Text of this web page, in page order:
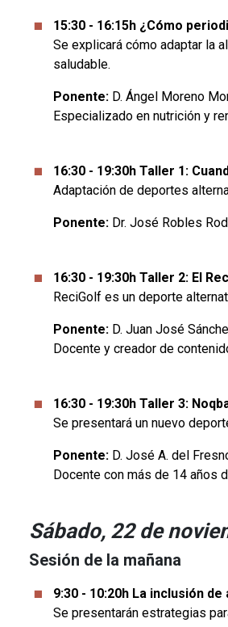
15:30 - 16:15h ¿Cómo
Se explicará cómo adaptar la
saludable.
Ponente: D. Ángel Moreno
Especializado en nutrición y
16:30 - 19:30h Taller 1:
Adaptación de deportes
Ponente: Dr. José Robles
16:30 - 19:30h Taller 2: El
ReciGolf es un deporte
Ponente: D. Juan José
Docente y creador de
16:30 - 19:30h Taller 3:
Se presentará un nuevo
Ponente: D. José A. del
Docente con más de 14 años
Sábado, 22 de
Sesión de la mañana
9:30 - 10:20h La inclusión
Se presentarán estrategias